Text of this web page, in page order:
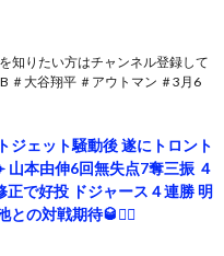
知りたい方はチャンネル登録して
＃大谷翔平 ＃アウトマン ＃3月6
ジェット騒動後 遂にトロント
本由伸6回無失点7奪三振 ４
正で好投 ドジャース４連勝 明
との対戦期待🥃🙅‍♂️